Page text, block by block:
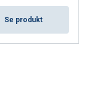
Se produkt